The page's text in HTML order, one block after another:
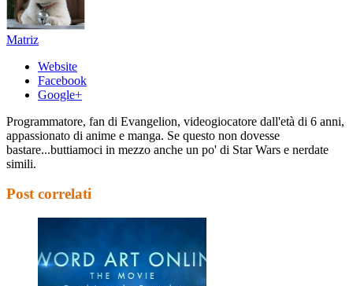
Matriz
Website
Facebook
Google+
Programmatore, fan di Evangelion, videogiocatore dall'età di 6 anni,
appassionato di anime e manga. Se questo non dovesse
bastare...buttiamoci in mezzo anche un po' di Star Wars e nerdate
simili.
Post correlati